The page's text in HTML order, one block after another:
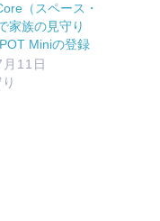
（スペース・
家族の見守り
Miniの登録
11日